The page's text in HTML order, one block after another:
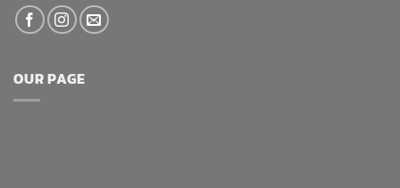
OUR PAGE